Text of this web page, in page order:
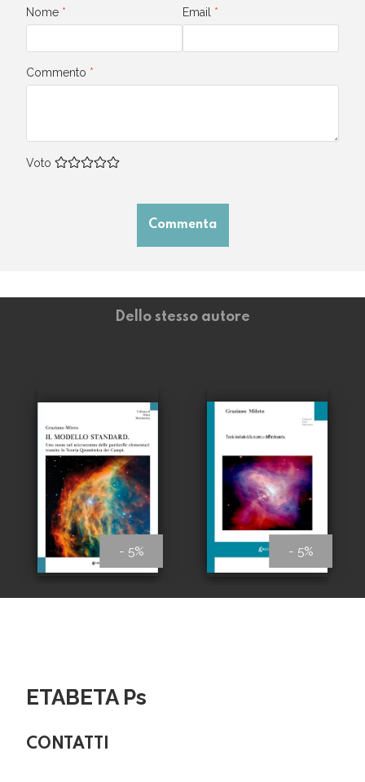
Nome * Email *
Commento *
Voto
Commenta
Dello stesso autore
- 5% - 5%
ETABETA Ps
CONTATTI